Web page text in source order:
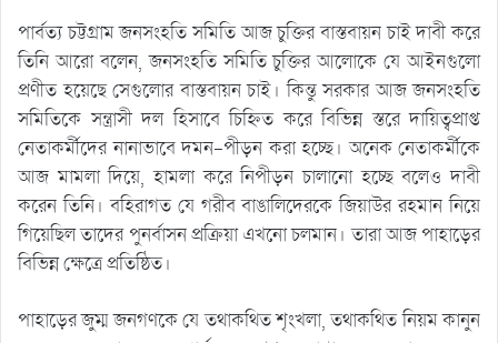
পার্বত্য চট্টগ্রাম জনসংহতি সমিতি আজ চুক্তির বাস্তবায়ন চাই দাবী করে
তিনি আরো বলেন, জনসংহতি সমিতি চুক্তির আলোকে যে আইনগুলো
প্রণীত হয়েছে সেগুলোর বাস্তবায়ন চাই। কিন্তু সরকার আজ জনসংহতি
সমিতিকে সন্ত্রাসী দল হিসাবে চিহ্নিত করে বিভিন্ন স্তরে দায়িত্বপ্রাপ্ত
নেতাকর্মীদের নানাভাবে দমন-পীড়ন করা হচ্ছে। অনেক নেতাকর্মীকে
আজ মামলা দিয়ে, হামলা করে নিপীড়ন চালানো হচ্ছে বলেও দাবী
করেন তিনি। বহিরাগত যে গরীব বাঙালিদেরকে জিয়াউর রহমান নিয়ে
গিয়েছিল তাদের পুনর্বাসন প্রক্রিয়া এখনো চলমান। তারা আজ পাহাড়ের
বিভিন্ন ক্ষেত্রে প্রতিষ্ঠিত।
পাহাড়ের জুম্ম জনগণকে যে তথাকথিত শৃংখলা, তথাকথিত নিয়ম কানুন